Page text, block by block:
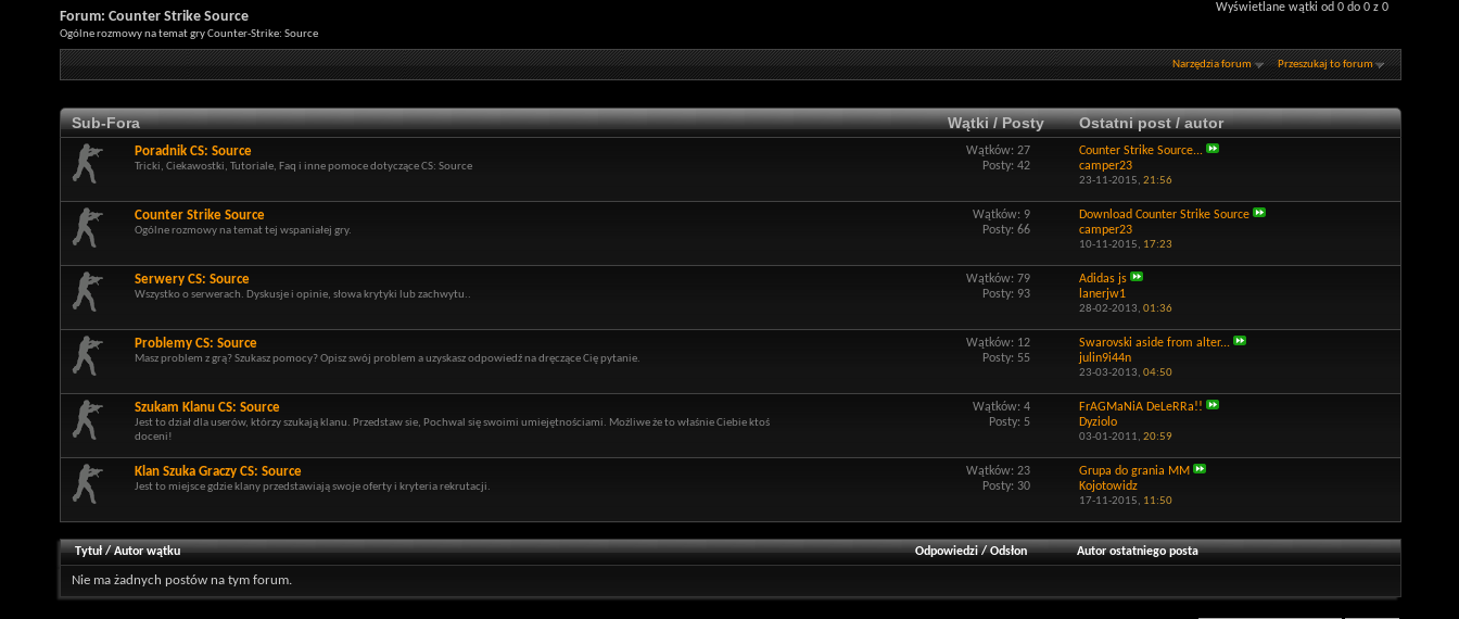
Wyświetlane wątki od 0 do 0 z 0
Forum: Counter Strike Source
Ogólne rozmowy na temat gry Counter-Strike: Source
Narzędzia forum Przeszukaj to forum
Sub-Fora Wątki / Posty Ostatni post / autor
Poradnik CS: Source
Tricki, Ciekawostki, Tutoriale, Faq i inne pomoce dotyczące CS: Source
Wątków: 27
Posty: 42
Counter Strike Source...
camper23
23-11-2015, 21:56
Counter Strike Source
Ogólne rozmowy na temat tej wspaniałej gry.
Wątków: 9
Posty: 66
Download Counter Strike Source
camper23
10-11-2015, 17:23
Serwery CS: Source
Wszystko o serwerach. Dyskusje i opinie, słowa krytyki lub zachwytu..
Wątków: 79
Posty: 93
Adidas js
lanerjw1
28-02-2013, 01:36
Problemy CS: Source
Masz problem z grą? Szukasz pomocy? Opisz swój problem a uzyskasz odpowiedź na dręczące Cię pytanie.
Wątków: 12
Posty: 55
Swarovski aside from alter...
julin9i44n
23-03-2013, 04:50
Szukam Klanu CS: Source
Jest to dział dla userów, którzy szukają klanu. Przedstaw sie, Pochwal się swoimi umiejętnościami. Możliwe że to właśnie Ciebie ktoś
doceni!
Wątków: 4
Posty: 5
FrAGMaNiA DeLeRRa!!
Dyziolo
03-01-2011, 20:59
Klan Szuka Graczy CS: Source
Jest to miejsce gdzie klany przedstawiają swoje oferty i kryteria rekrutacji.
Wątków: 23
Posty: 30
Grupa do grania MM
Kojotowidz
17-11-2015, 11:50
Tytuł/Autor wątku Odpowiedzi/Odsłon Autor ostatniego posta
Nie ma żadnych postów na tym forum.